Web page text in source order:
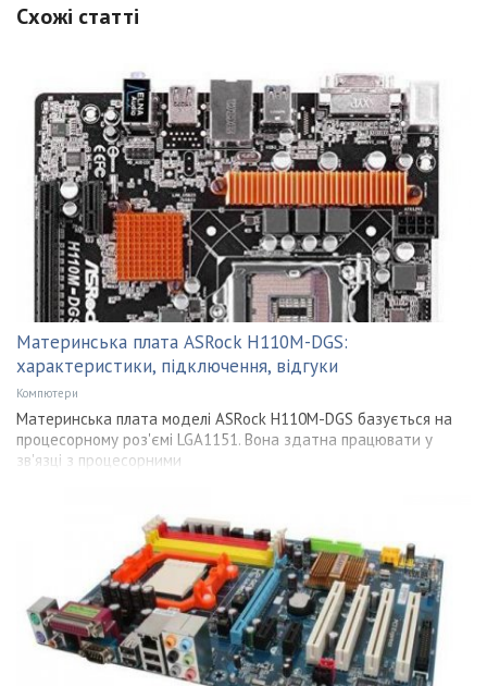
Схожі статті
Материнська плата ASRock H110M-DGS:
характеристики, підключення, відгуки
Компютери
Материнська плата моделі ASRock H110M-DGS базується на
процесорному роз'ємі LGA1151. Вона здатна працювати у
зв'язці з процесорними